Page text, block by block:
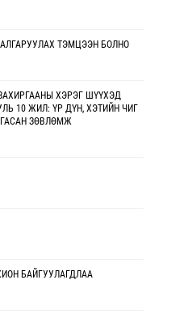
ТЭМЦЭЭН БОЛНО
ХЭРЭГ ШҮҮХЭД
10 ЖИЛ: ҮР ДҮН, ХЭТИЙН ЧИГ
ЗӨВЛӨМЖ
БАЙГУУЛАГДЛАА